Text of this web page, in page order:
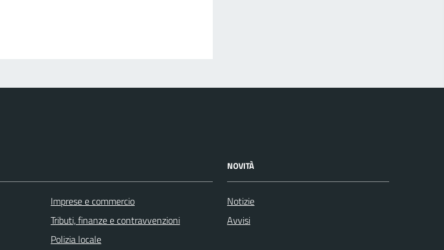
Imprese e commercio
Tributi, finanze e contravvenzioni
Polizia locale
NOVITÀ
Notizie
Avvisi